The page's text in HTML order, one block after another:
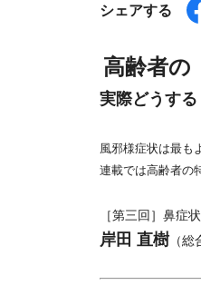
シェアする
高齢者の
実際どうす
風邪様症状は最も
連載では高齢者の
［第三回］鼻症
岸田 直樹（総